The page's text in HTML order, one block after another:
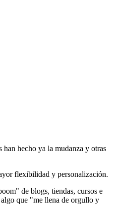
hecho ya la mudanza y otras
flexibilidad y personalización.
de blogs, tiendas, cursos e
que "me llena de orgullo y